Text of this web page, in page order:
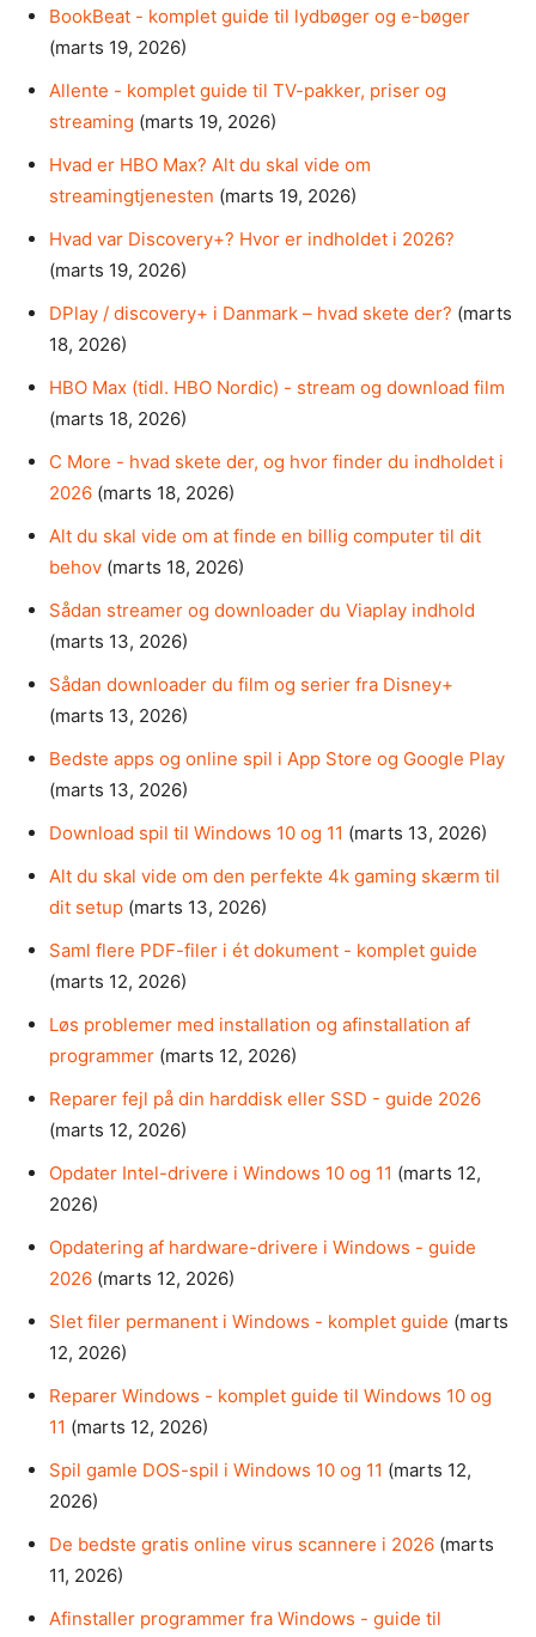
BookBeat - komplet guide til lydbøger og e-bøger
(marts 19, 2026)
Allente - komplet guide til TV-pakker, priser og
streaming (marts 19, 2026)
Hvad er HBO Max? Alt du skal vide om
streamingtjenesten (marts 19, 2026)
Hvad var Discovery+? Hvor er indholdet i 2026?
(marts 19, 2026)
DPlay / discovery+ i Danmark – hvad skete der? (marts
18, 2026)
HBO Max (tidl. HBO Nordic) - stream og download film
(marts 18, 2026)
C More - hvad skete der, og hvor finder du indholdet i
2026 (marts 18, 2026)
Alt du skal vide om at finde en billig computer til dit
behov (marts 18, 2026)
Sådan streamer og downloader du Viaplay indhold
(marts 13, 2026)
Sådan downloader du film og serier fra Disney+
(marts 13, 2026)
Bedste apps og online spil i App Store og Google Play
(marts 13, 2026)
Download spil til Windows 10 og 11 (marts 13, 2026)
Alt du skal vide om den perfekte 4k gaming skærm til
dit setup (marts 13, 2026)
Saml flere PDF-filer i ét dokument - komplet guide
(marts 12, 2026)
Løs problemer med installation og afinstallation af
programmer (marts 12, 2026)
Reparer fejl på din harddisk eller SSD - guide 2026
(marts 12, 2026)
Opdater Intel-drivere i Windows 10 og 11 (marts 12,
2026)
Opdatering af hardware-drivere i Windows - guide
2026 (marts 12, 2026)
Slet filer permanent i Windows - komplet guide (marts
12, 2026)
Reparer Windows - komplet guide til Windows 10 og
11 (marts 12, 2026)
Spil gamle DOS-spil i Windows 10 og 11 (marts 12,
2026)
De bedste gratis online virus scannere i 2026 (marts
11, 2026)
Afinstaller programmer fra Windows - guide til